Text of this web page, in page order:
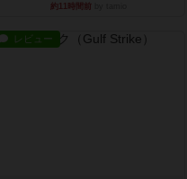
約11時間前
レビュー